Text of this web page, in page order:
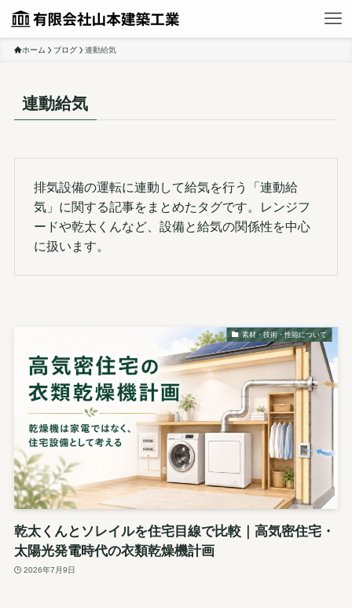
ホーム ブログ 連動給気
連動給気
排気設備の運転に連動して給気を行う「連動給
気」に関する記事をまとめたタグです。レンジフ
ードや乾太くんなど、設備と給気の関係性を中心
に扱います。
素材・技術・性能について
乾太くんとソレイルを住宅目線で比較｜高気密住宅・
太陽光発電時代の衣類乾燥機計画
2026年7月9日